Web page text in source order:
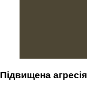
Підвищена агресія